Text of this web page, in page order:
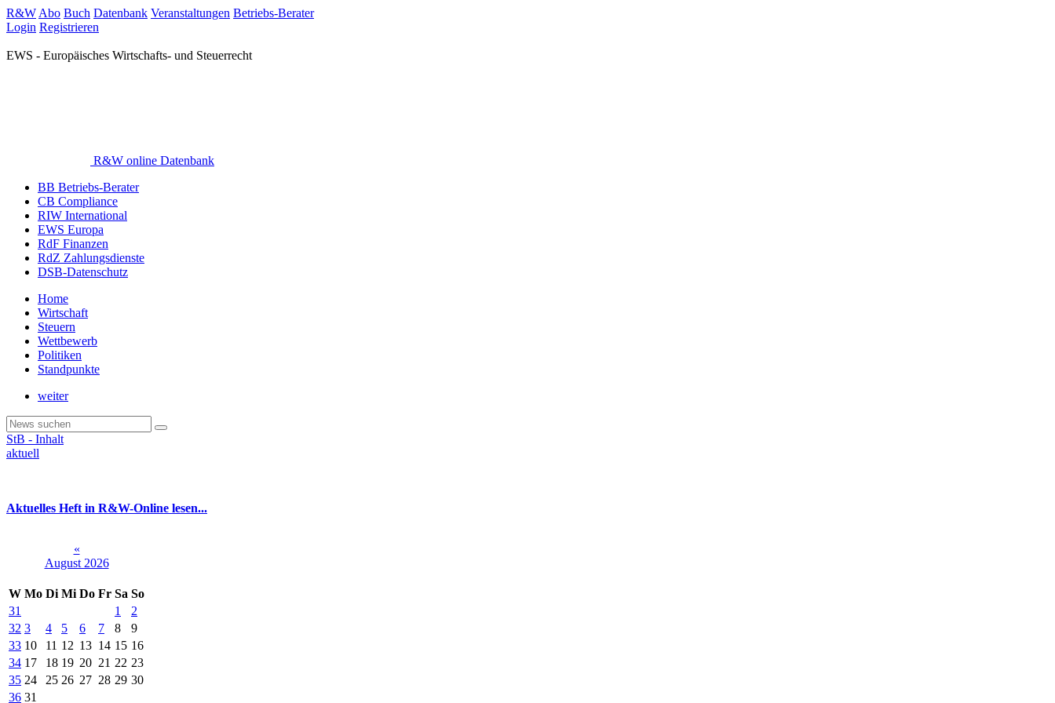
R&W Abo Buch Datenbank Veranstaltungen Betriebs-Berater
Login Registrieren
EWS - Europäisches Wirtschafts- und Steuerrecht
R&W online Datenbank
BB Betriebs-Berater
CB Compliance
RIW International
EWS Europa
RdF Finanzen
RdZ Zahlungsdienste
DSB-Datenschutz
Home
Wirtschaft
Steuern
Wettbewerb
Politiken
Standpunkte
weiter
StB - Inhalt
aktuell
Aktuelles Heft in R&W-Online lesen...
«
August 2026
W Mo Di Mi Do Fr Sa So
31
1
2
32 3 4 5 6 7 8
9
33 10 11 12 13 14 15 16
34 17 18 19 20 21 22 23
35 24 25 26 27 28 29 30
36 31